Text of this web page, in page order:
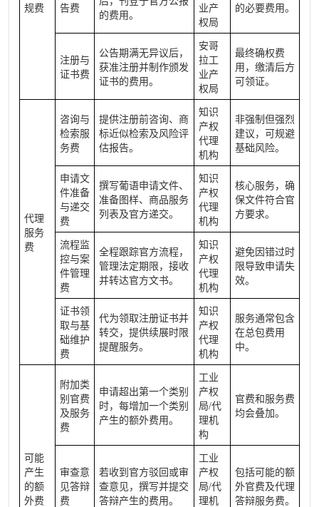
规费
告费
的费用。
业产
权局
的必要费用。
注册与
证书费
公告期满无异议后，
获准注册并制作颁发
证书的费用。
安哥
拉工
业产
权局
最终确权费
用，缴清后方
可领证。
代理
服务
费
咨询与
检索服
务费
提供注册前咨询、商
标近似检索及风险评
估报告。
知识
产权
代理
机构
非强制但强烈
建议，可规避
基础风险。
申请文
件准备
与递交
费
撰写葡语申请文件、
准备图样、商品服务
列表及官方递交。
知识
产权
代理
机构
核心服务，确
保文件符合官
方要求。
流程监
控与案
件管理
费
全程跟踪官方流程，
管理法定期限，接收
并转达官方文书。
知识
产权
代理
机构
避免因错过时
限导致申请失
效。
证书领
取与基
础维护
费
代为领取注册证书并
转交，提供续展时限
提醒服务。
知识
产权
代理
机构
服务通常包含
在总包费用
中。
可能
产生
的额
外费
附加类
别官费
及服务
费
申请超出第一个类别
时，每增加一个类别
产生的额外费用。
工业
产权
局/代
理机
构
官费和服务费
均会叠加。
审查意
见答辩
费
若收到官方驳回或审
查意见，撰写并提交
答辩产生的费用。
工业
产权
局/代
理机
包括可能的额
外官费及代理
答辩服务费。